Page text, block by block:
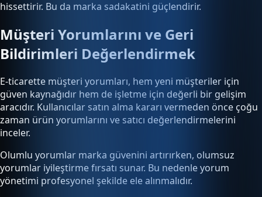
hissettirir. Bu da marka sadakatini güçlendirir.
Müşteri Yorumlarını ve Geri
Bildirimleri Değerlendirmek
E-ticarette müşteri yorumları, hem yeni müşteriler için
güven kaynağıdır hem de işletme için değerli bir gelişim
aracıdır. Kullanıcılar satın alma kararı vermeden önce çoğu
zaman ürün yorumlarını ve satıcı değerlendirmelerini
inceler.
Olumlu yorumlar marka güvenini artırırken, olumsuz
yorumlar iyileştirme fırsatı sunar. Bu nedenle yorum
yönetimi profesyonel şekilde ele alınmalıdır.